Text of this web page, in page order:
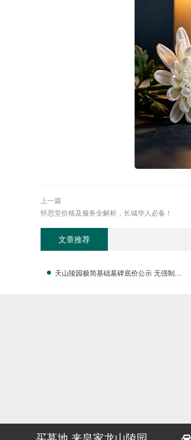
上一篇
怀思堂价格及服务全解析，长城华人必备！
文章推荐
天山陵园极简基础墓碑底价公示 无强制增